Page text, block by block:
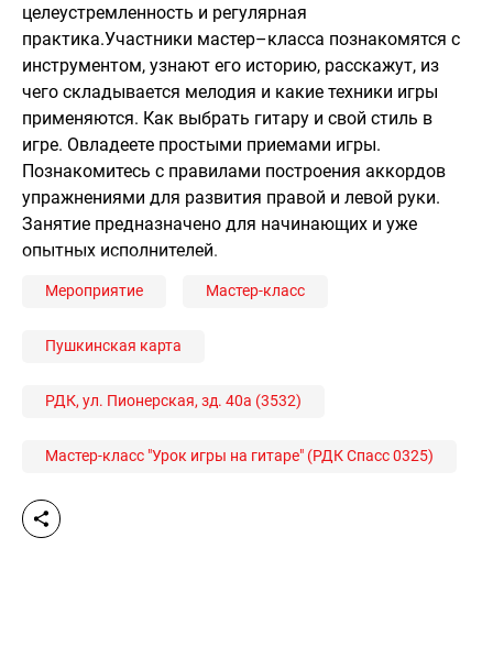
целеустремленность и регулярная
практика.Участники мастер–класса познакомятся с
инструментом, узнают его историю, расскажут, из
чего складывается мелодия и какие техники игры
применяются. Как выбрать гитару и свой стиль в
игре. Овладеете простыми приемами игры.
Познакомитесь с правилами построения аккордов
упражнениями для развития правой и левой руки.
Занятие предназначено для начинающих и уже
опытных исполнителей.
Мероприятие Мастер-класс
Пушкинская карта
РДК, ул. Пионерская, зд. 40а (3532)
Мастер-класс "Урок игры на гитаре" (РДК Спасс 0325)